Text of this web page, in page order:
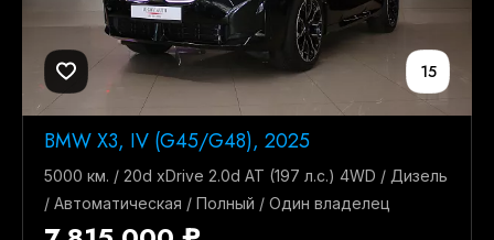
15
BMW X3, IV (G45/G48), 2025
5000 км. / 20d xDrive 2.0d AT (197 л.с.) 4WD / Дизель
/ Автоматическая / Полный / Один владелец